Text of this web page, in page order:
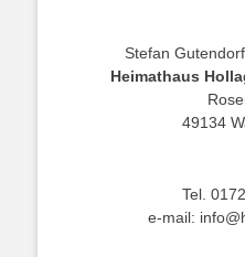
Stefan
Heimathaus
49134
Tel.
e-mail: